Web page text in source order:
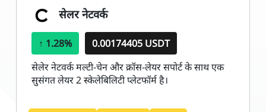
सेलर नेटवर्क
↑ 1.28%
0.00174405 USDT
सेलेर नेटवर्क मल्टी-चेन और क्रॉस-लेयर सपोर्ट के साथ एक
सुसंगत लेयर 2 स्केलेबिलिटी प्लेटफॉर्म है।